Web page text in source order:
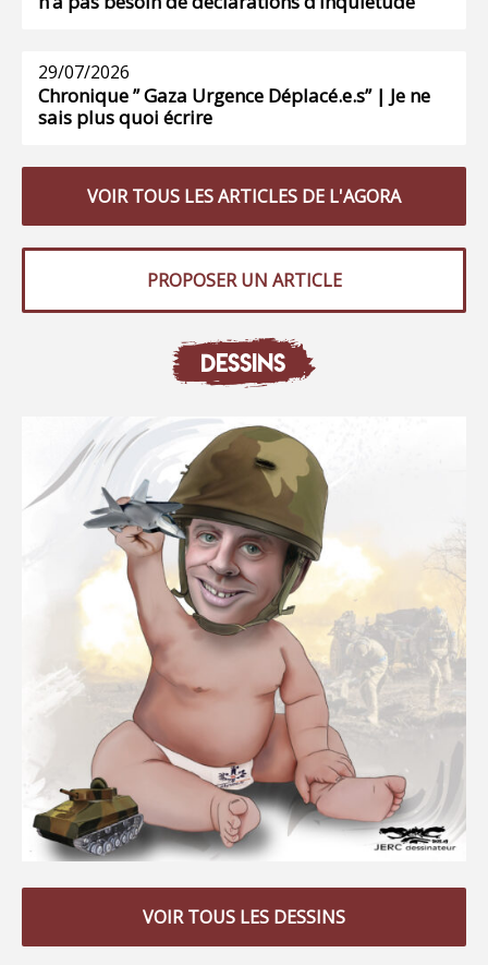
29/07/2026
Chronique ” Gaza Urgence Déplacé.e.s” | Je ne
sais plus quoi écrire
VOIR TOUS LES ARTICLES DE L'AGORA
PROPOSER UN ARTICLE
DESSINS
VOIR TOUS LES DESSINS